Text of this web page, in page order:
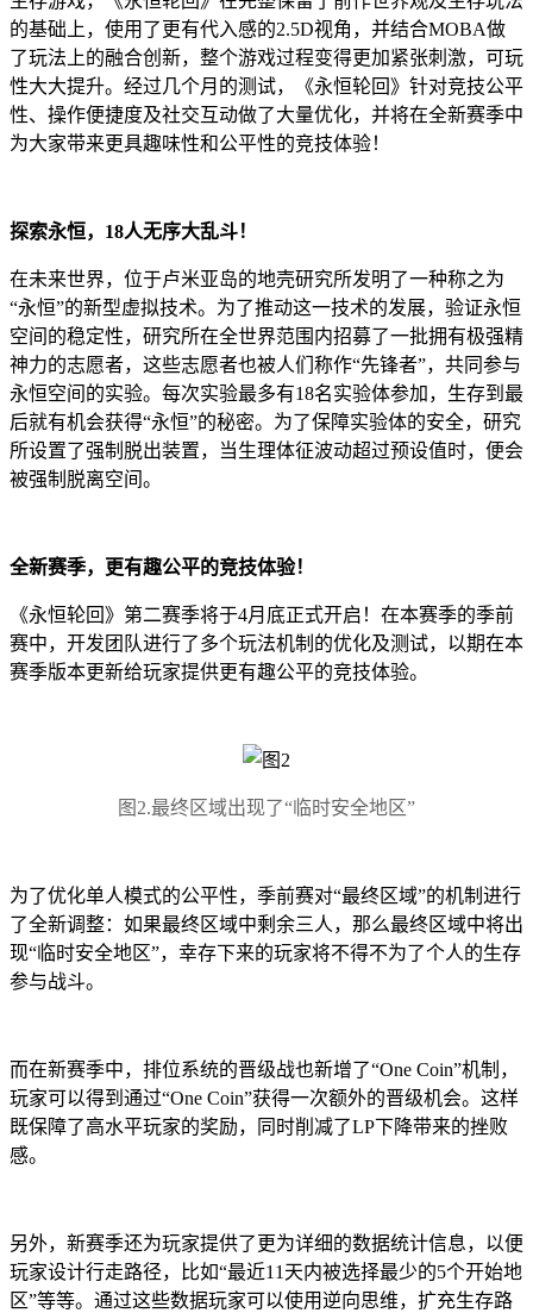
的基础上，使用了更有代入感的2.5D视角，并结合MOBA做
了玩法上的融合创新，整个游戏过程变得更加紧张刺激，可玩
性大大提升。经过几个月的测试，《永恒轮回》针对竞技公平
性、操作便捷度及社交互动做了大量优化，并将在全新赛季中
为大家带来更具趣味性和公平性的竞技体验！
探索永恒，18人无序大乱斗！
在未来世界，位于卢米亚岛的地壳研究所发明了一种称之为
“永恒”的新型虚拟技术。为了推动这一技术的发展，验证永恒
空间的稳定性，研究所在全世界范围内招募了一批拥有极强精
神力的志愿者，这些志愿者也被人们称作“先锋者”，共同参与
永恒空间的实验。每次实验最多有18名实验体参加，生存到最
后就有机会获得“永恒”的秘密。为了保障实验体的安全，研究
所设置了强制脱出装置，当生理体征波动超过预设值时，便会
被强制脱离空间。
全新赛季，更有趣公平的竞技体验！
《永恒轮回》第二赛季将于4月底正式开启！在本赛季的季前
赛中，开发团队进行了多个玩法机制的优化及测试，以期在本
赛季版本更新给玩家提供更有趣公平的竞技体验。
图2.最终区域出现了“临时安全地区”
为了优化单人模式的公平性，季前赛对“最终区域”的机制进行
了全新调整：如果最终区域中剩余三人，那么最终区域中将出
现“临时安全地区”，幸存下来的玩家将不得不为了个人的生存
参与战斗。
而在新赛季中，排位系统的晋级战也新增了“One Coin”机制，
玩家可以得到通过“One Coin”获得一次额外的晋级机会。这样
既保障了高水平玩家的奖励，同时削减了LP下降带来的挫败
感。
另外，新赛季还为玩家提供了更为详细的数据统计信息，以便
玩家设计行走路径，比如“最近11天内被选择最少的5个开始地
区”等等。通过这些数据玩家可以使用逆向思维，扩充生存路